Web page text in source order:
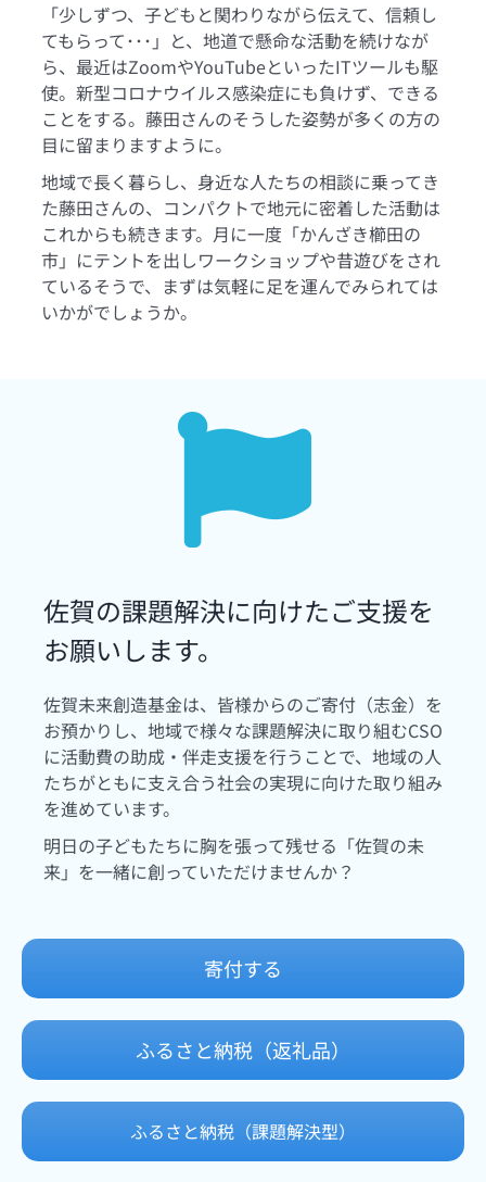
「少しずつ、子どもと関わりながら伝えて、信頼し
てもらって･･･」と、地道で懸命な活動を続けなが
ら、最近はZoomやYouTubeといったITツールも駆
使。新型コロナウイルス感染症にも負けず、できる
ことをする。藤田さんのそうした姿勢が多くの方の
目に留まりますように。
地域で長く暮らし、身近な人たちの相談に乗ってき
た藤田さんの、コンパクトで地元に密着した活動は
これからも続きます。月に一度「かんざき櫛田の
市」にテントを出しワークショップや昔遊びをされ
ているそうで、まずは気軽に足を運んでみられては
いかがでしょうか。
佐賀の課題解決に向けたご支援を
お願いします。
佐賀未来創造基金は、皆様からのご寄付（志金）を
お預かりし、地域で様々な課題解決に取り組むCSO
に活動費の助成・伴走支援を行うことで、地域の人
たちがともに支え合う社会の実現に向けた取り組み
を進めています。
明日の子どもたちに胸を張って残せる「佐賀の未
来」を一緒に創っていただけませんか？
寄付する
ふるさと納税（返礼品）
ふるさと納税（課題解決型）